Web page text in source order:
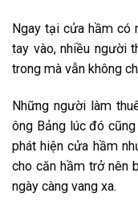
Ngay tại cửa hầm có
tay vào, nhiều người
trong mà vẫn không
Những người làm
ông Bảng lúc đó
phát hiện cửa hầm
cho căn hầm trở nên
ngày càng vang xa.